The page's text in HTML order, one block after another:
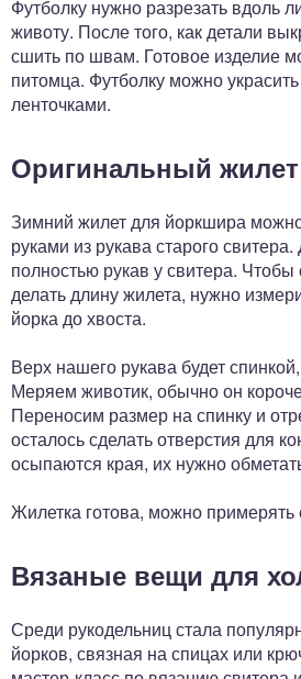
Футболку нужно разрезать вдоль
животу. После того, как детали
сшить по швам. Готовое изделие
питомца. Футболку можно
ленточками.
Оригинальный жилет
Зимний жилет для йоркшира
руками из рукава старого
полностью рукав у свитера. Чтобы
делать длину жилета, нужно
йорка до хвоста.
Верх нашего рукава будет
Меряем животик, обычно он
Переносим размер на спинку и
осталось сделать отверстия для
осыпаются края, их нужно
Жилетка готова, можно
Вязаные вещи для
Среди рукодельниц стала
йорков, связная на спицах или